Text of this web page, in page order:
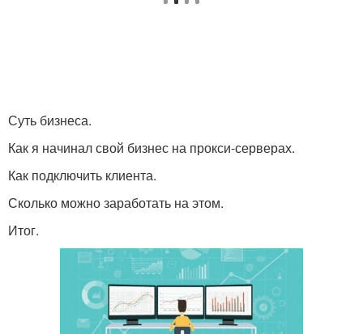
Суть бизнеса.
Как я начинал свой бизнес на прокси-серверах.
Как подключить клиента.
Сколько можно заработать на этом.
Итог.